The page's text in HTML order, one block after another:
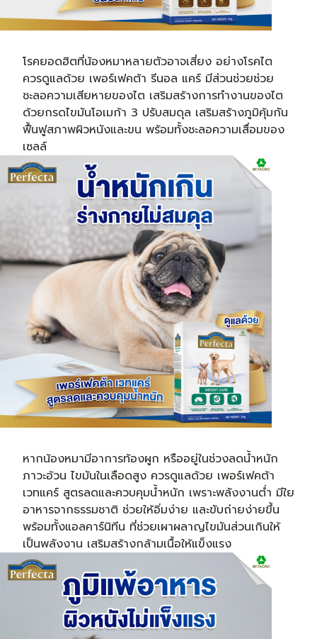
โรคยอดฮิตที่น้องหมาหลายตัวอาจเสี่ยง อย่างโรคไต
ควรดูแลด้วย เพอร์เฟคต้า รีนอล แคร์ มีส่วนช่วยช่วย
ชะลอความเสียหายของไต เสริมสร้างการทํางานของไต
ด้วยกรดไขมันโอเมก้า 3 ปรับสมดุล เสริมสร้างภูมิคุ้มกัน
ฟื้นฟูสภาพผิวหนังและขน พร้อมทั้งชะลอความเสื่อมของ
เซลล์
หากน้องหมามีอาการท้องผูก หรืออยู่ในช่วงลดน้ำหนัก
ภาวะอ้วน ไขมันในเลือดสูง ควรดูแลด้วย เพอร์เฟคต้า
เวทแคร์ สูตรลดและควบคุมน้ำหนัก เพราะพลังงานต่ำ มีใย
อาหารจากธรรมชาติ ช่วยให้อิ่มง่าย และขับถ่ายง่ายขึ้น
พร้อมทั้งแอลคาร์นิทีน ที่ช่วยเผาผลาญไขมันส่วนเกินให้
เป็นพลังงาน เสริมสร้างกล้ามเนื้อให้แข็งแรง